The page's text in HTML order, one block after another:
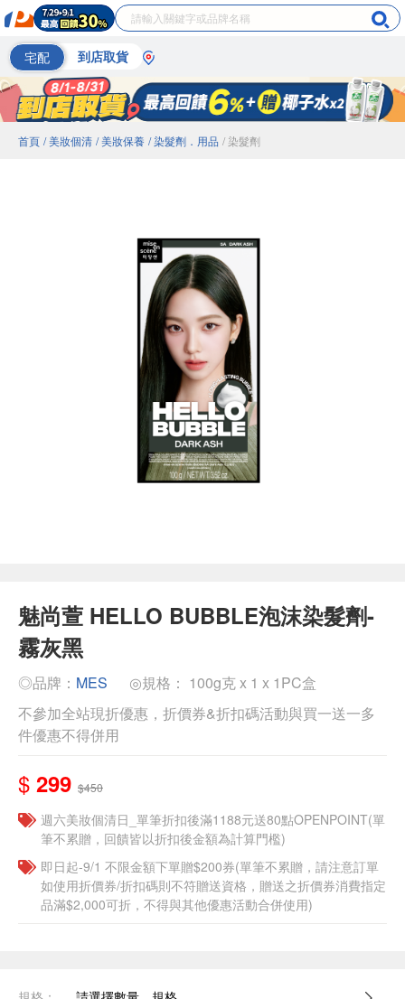
宅配 到店取貨
首頁 / 美妝個清 / 美妝保養 / 染髮劑．用品 / 染髮劑
魅尚萱 HELLO BUBBLE泡沫染髮劑-
霧灰黑
◎品牌： MES
◎規格： 100g克 x 1 x 1PC盒
不參加全站現折優惠，折價券&折扣碼活動與買一送一多
件優惠不得併用
$ 299 $450
週六美妝個清日_單筆折扣後滿1188元送80點OPENPOINT(單
筆不累贈，回饋皆以折扣後金額為計算門檻)
即日起-9/1 不限金額下單贈$200券(單筆不累贈，請注意訂單
如使用折價券/折扣碼則不符贈送資格，贈送之折價券消費指定
品滿$2,000可折，不得與其他優惠活動合併使用)